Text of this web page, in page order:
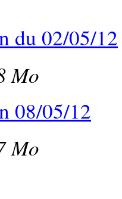
du 02/05/12
Mo
08/05/12
Mo